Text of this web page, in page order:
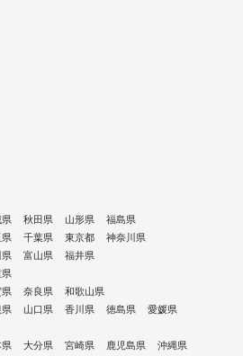
秋田県 山形県
福島県
千葉県 東京都
神奈川県
富山県
福井県
奈良県
和歌山県
山口県 香川県 徳島県
愛媛県
大分県 宮崎県 鹿児島県 沖縄県